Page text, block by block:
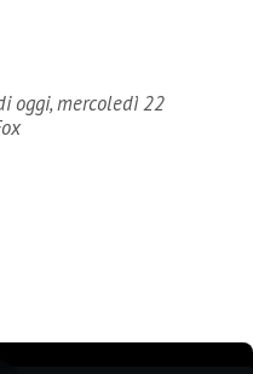
oggi, mercoledì 22